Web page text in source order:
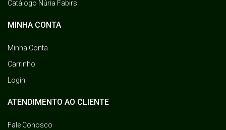
Catálogo Núria Fabirs
MINHA CONTA
Minha Conta
Carrinho
Login
ATENDIMENTO AO CLIENTE
Fale Conosco